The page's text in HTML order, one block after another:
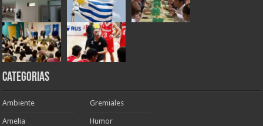
Categorias
Ambiente
Amelia
Gremiales
Humor